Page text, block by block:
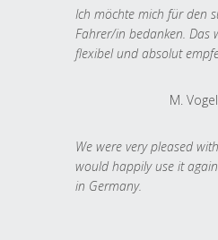
Ich möchte mich für den
Fahrer/in bedanken. Das
flexibel und absolut
M.
We were very pleased
would happily use it
in Germany.